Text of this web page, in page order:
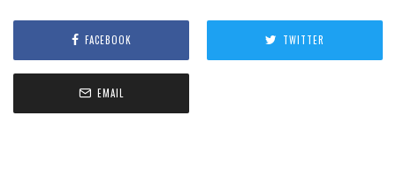
FACEBOOK TWITTER
EMAIL